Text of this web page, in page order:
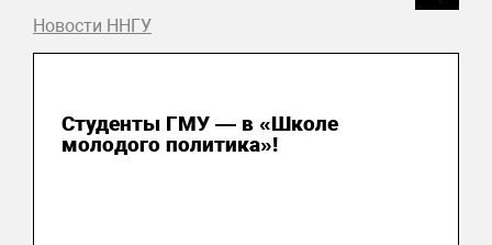
Новости ННГУ
Студенты ГМУ — в «Школе
молодого политика»!